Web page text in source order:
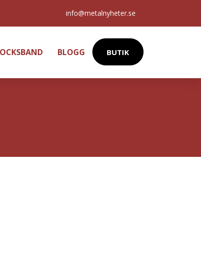
info@metalnyheter.se
BLOGG BUTIK